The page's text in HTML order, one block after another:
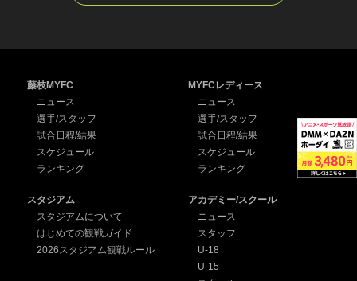
藤枝MYFC
ニュース
選手/スタッフ
試合日程/結果
スケジュール
ランキング
MYFCレディース
ニュース
選手/スタッフ
試合日程/結果
スケジュール
ランキング
スタジアム
スタジアムについて
はじめての観戦ガイド
2026スタジアム観戦ルール
アカデミー/スクール
ニュース
スタッフ
U-18
U-15